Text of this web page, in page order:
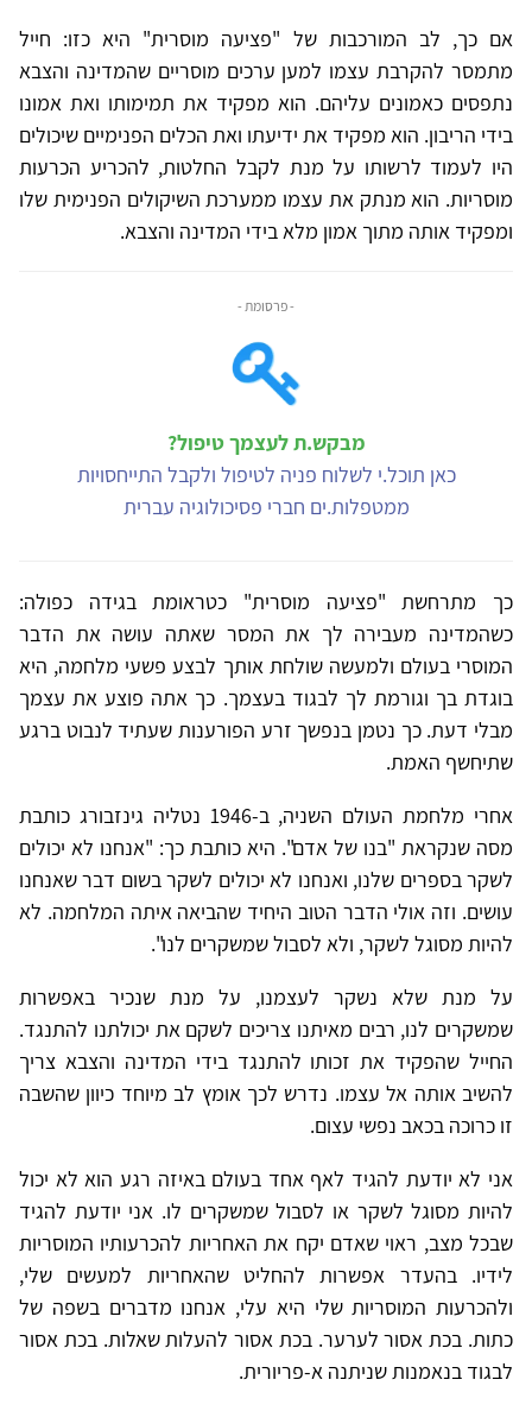
אם כך, לב המורכבות של "פציעה מוסרית" היא כזו: חייל
מתמסר להקרבת עצמו למען ערכים מוסריים שהמדינה והצבא
נתפסים כאמונים עליהם. הוא מפקיד את תמימותו ואת אמונו
בידי הריבון. הוא מפקיד את ידיעתו ואת הכלים הפנימיים שיכולים
היו לעמוד לרשותו על מנת לקבל החלטות, להכריע הכרעות
מוסריות. הוא מנתק את עצמו ממערכת השיקולים הפנימית שלו
ומפקיד אותה מתוך אמון מלא בידי המדינה והצבא.
- פרסומת -
מבקש.ת לעצמך טיפול?
כאן תוכל.י לשלוח פניה לטיפול ולקבל התייחסויות
ממטפלות.ים חברי פסיכולוגיה עברית
כך מתרחשת "פציעה מוסרית" כטראומת בגידה כפולה:
כשהמדינה מעבירה לך את המסר שאתה עושה את הדבר
המוסרי בעולם ולמעשה שולחת אותך לבצע פשעי מלחמה, היא
בוגדת בך וגורמת לך לבגוד בעצמך. כך אתה פוצע את עצמך
מבלי דעת. כך נטמן בנפשך זרע הפורענות שעתיד לנבוט ברגע
שתיחשף האמת.
אחרי מלחמת העולם השניה, ב-1946 נטליה גינזבורג כותבת
מסה שנקראת "בנו של אדם". היא כותבת כך: "אנחנו לא יכולים
לשקר בספרים שלנו, ואנחנו לא יכולים לשקר בשום דבר שאנחנו
עושים. וזה אולי הדבר הטוב היחיד שהביאה איתה המלחמה. לא
להיות מסוגל לשקר, ולא לסבול שמשקרים לנו".
על מנת שלא נשקר לעצמנו, על מנת שנכיר באפשרות
שמשקרים לנו, רבים מאיתנו צריכים לשקם את יכולתנו להתנגד.
החייל שהפקיד את זכותו להתנגד בידי המדינה והצבא צריך
להשיב אותה אל עצמו. נדרש לכך אומץ לב מיוחד כיוון שהשבה
זו כרוכה בכאב נפשי עצום.
אני לא יודעת להגיד לאף אחד בעולם באיזה רגע הוא לא יכול
להיות מסוגל לשקר או לסבול שמשקרים לו. אני יודעת להגיד
שבכל מצב, ראוי שאדם יקח את האחריות להכרעותיו המוסריות
לידיו. בהעדר אפשרות להחליט שהאחריות למעשים שלי,
ולהכרעות המוסריות שלי היא עלי, אנחנו מדברים בשפה של
כתות. בכת אסור לערער. בכת אסור להעלות שאלות. בכת אסור
לבגוד בנאמנות שניתנה א-פריורית.